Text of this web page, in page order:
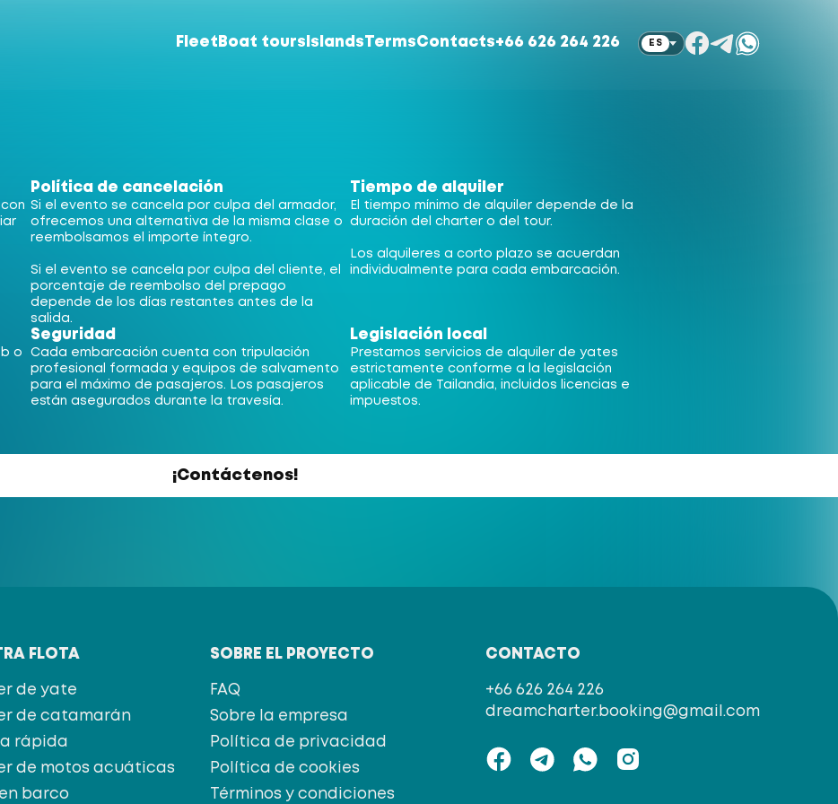
Fleet Boat tours Islands TermsContacts+66 626 264 226 ES
Política de cancelación
Si el evento se cancela por culpa del armador,
ofrecemos una alternativa de la misma clase o
reembolsamos el importe íntegro.
Si el evento se cancela por culpa del cliente, el
porcentaje de reembolso del prepago
depende de los días restantes antes de la
salida.
Tiempo de alquiler
El tiempo mínimo de alquiler depende de la
duración del charter o del tour.
Los alquileres a corto plazo se acuerdan
individualmente para cada embarcación.
o
Seguridad
Cada embarcación cuenta con tripulación
profesional formada y equipos de salvamento
para el máximo de pasajeros. Los pasajeros
están asegurados durante la travesía.
Legislación local
Prestamos servicios de alquiler de yates
estrictamente conforme a la legislación
aplicable de Tailandia, incluidos licencias e
impuestos.
¡Contáctenos!
FLOTA
de yate
de catamarán
rápida
de motos acuáticas
en barco
SOBRE EL PROYECTO
FAQ
Sobre la empresa
Política de privacidad
Política de cookies
Términos y condiciones
CONTACTO
+66 626 264 226
dreamcharter.booking@gmail.com